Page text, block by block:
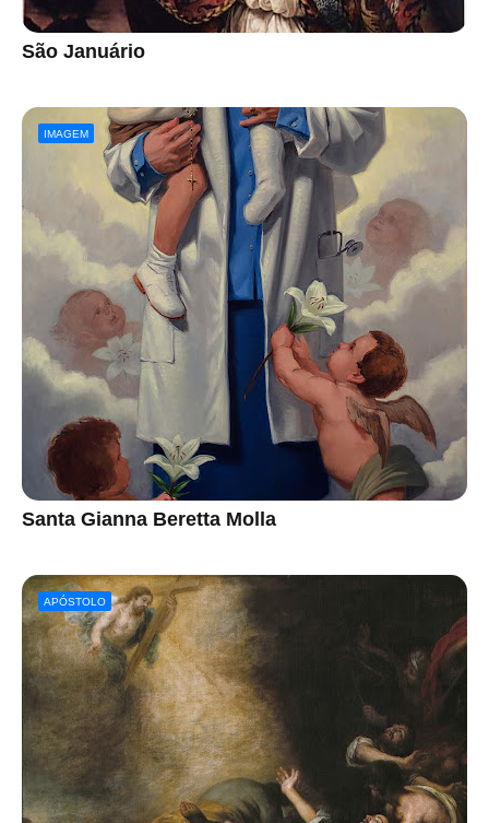
São Januário
IMAGEM
Santa Gianna Beretta Molla
APÓSTOLO